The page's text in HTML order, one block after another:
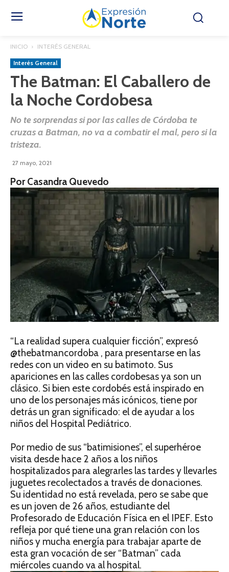
INICIO INTERÉS GENERAL
Interés General
The Batman: El Caballero de
la Noche Cordobesa
No te sorprendas si por las calles de Córdoba te
cruzas a Batman, no va a combatir el mal, pero si la
tristeza.
27 mayo, 2021
Por Casandra Quevedo
“La realidad supera cualquier ficción”, expresó
@thebatmancordoba , para presentarse en las
redes con un video en su batimoto. Sus
apariciones en las calles cordobesas ya son un
clásico. Si bien este cordobés está inspirado en
uno de los personajes más icónicos, tiene por
detrás un gran significado: el de ayudar a los
niños del Hospital Pediátrico.
Por medio de sus “batimisiones”, el superhéroe
visita desde hace 2 años a los niños
hospitalizados para alegrarles las tardes y llevarles
juguetes recolectados a través de donaciones.
Su identidad no está revelada, pero se sabe que
es un joven de 26 años, estudiante del
Profesorado de Educación Física en el IPEF. Esto
refleja por qué tiene una gran relación con los
niños y mucha energía para trabajar aparte de
esta gran vocación de ser “Batman” cada
miércoles cuando va al hospital.